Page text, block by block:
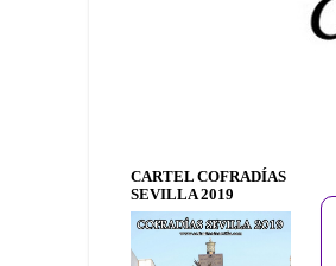
CARTEL COFRADÍAS
SEVILLA 2019